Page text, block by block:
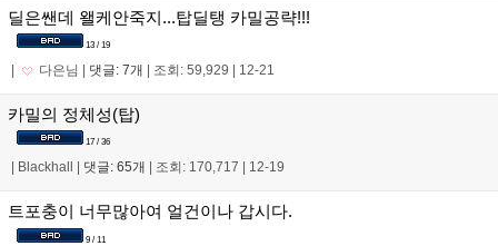
딜은쌘데 왤케안죽지...탑딜탱 카밀공략!!!
13 / 19
다은님 댓글: 7개 조회: 59,929 12-21
카밀의 정체성(탑)
17 / 36
Blackhall 댓글: 65개 조회: 170,717 12-19
트포충이 너무많아여 얼건이나 갑시다.
9 / 11